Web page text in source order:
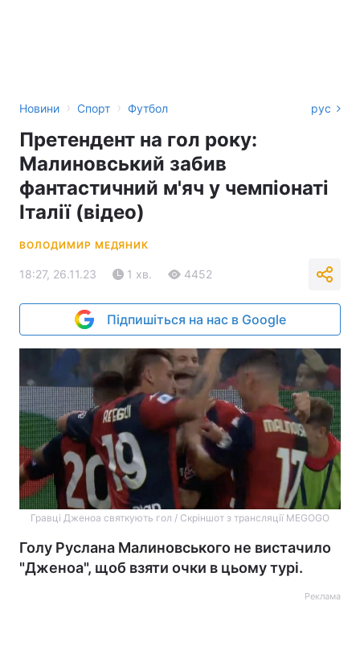
Новини › Спорт › Футбол рус
Претендент на гол року:
Малиновський забив
фантастичний м'яч у чемпіонаті
Італії (відео)
ВОЛОДИМИР МЕДЯНИК
18:27, 26.11.23 1 хв. 4452
Підпишіться на нас в Google
Гравці Дженоа святкують гол / Скріншот з трансляції MEGOGO
Голу Руслана Малиновського не вистачило
"Дженоа", щоб взяти очки в цьому турі.
Реклама